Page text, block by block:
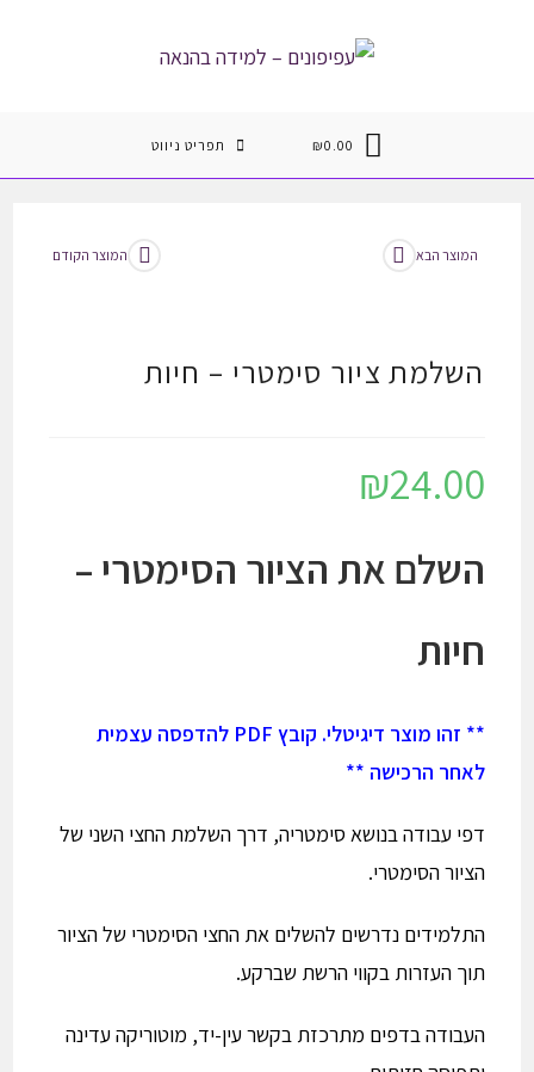
₪0.00 תפריט ניווט
המוצר הקודם המוצר הבא
השלמת ציור סימטרי – חיות
₪24.00
השלם את הציור הסימטרי –
חיות
** זהו מוצר דיגיטלי. קובץ PDF להדפסה עצמית
לאחר הרכישה **
דפי עבודה בנושא סימטריה, דרך השלמת החצי השני של
הציור הסימטרי.
התלמידים נדרשים להשלים את החצי הסימטרי של הציור
תוך העזרות בקווי הרשת שברקע.
העבודה בדפים מתרכזת בקשר עין-יד, מוטוריקה עדינה